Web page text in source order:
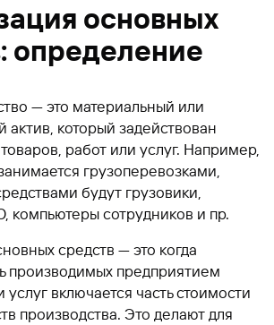
основных
определение
— это материальный или
актив, который задействован
работ или услуг. Например,
грузоперевозками,
будут грузовики,
компьютеры сотрудников и пр.
средств — это когда
производимых предприятием
услуг включается часть стоимости
производства. Это делают для